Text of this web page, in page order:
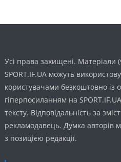
Усі права захищені. Матеріали
SPORT.IF.UA можуть
користувачами безкоштовно із
гіперпосиланням на
тексту. Відповідальність за
рекламодавець. Думка авторів
з позицією редакції.